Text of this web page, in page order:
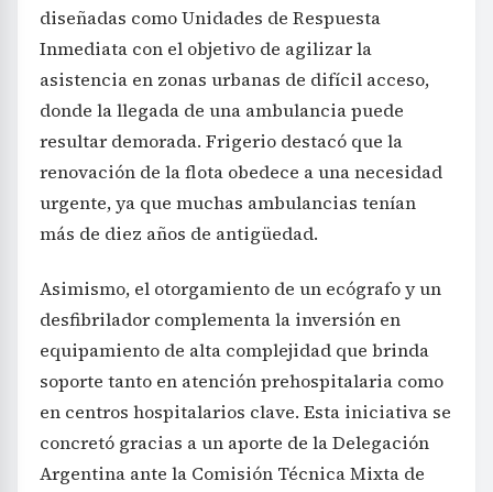
diseñadas como Unidades de Respuesta
Inmediata con el objetivo de agilizar la
asistencia en zonas urbanas de difícil acceso,
donde la llegada de una ambulancia puede
resultar demorada. Frigerio destacó que la
renovación de la flota obedece a una necesidad
urgente, ya que muchas ambulancias tenían
más de diez años de antigüedad.
Asimismo, el otorgamiento de un ecógrafo y un
desfibrilador complementa la inversión en
equipamiento de alta complejidad que brinda
soporte tanto en atención prehospitalaria como
en centros hospitalarios clave. Esta iniciativa se
concretó gracias a un aporte de la Delegación
Argentina ante la Comisión Técnica Mixta de